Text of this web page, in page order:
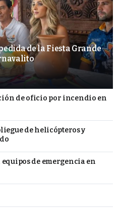
de la Fiesta Grande
de oficio por incendio en
de helicópteros y
de emergencia en